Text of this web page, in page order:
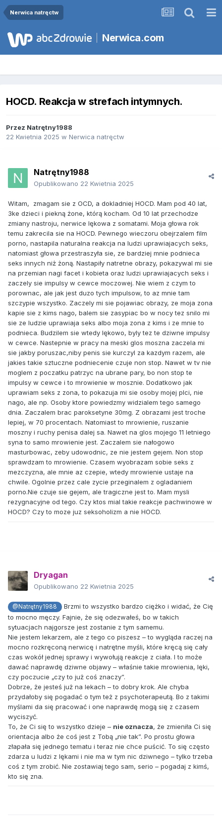
Nerwica natręctw
Nerwica.com
HOCD. Reakcja w strefach intymnych.
Przez Natrętny1988
22 Kwietnia 2025 w Nerwica natręctw
Natrętny1988
Opublikowano 22 Kwietnia 2025
Witam, zmagam sie z OCD, a dokladniej HOCD. Mam pod 40 lat,
3ke dzieci i piekną żone, którą kocham. Od 10 lat przechodze
zmiany nastroju, nerwice lękowa z somatami. Moja głowa rok
temu zakrecila sie na HOCD. Pewnego wieczoru obejrzalem film
porno, nastapila naturalna reakcja na ludzi uprawiajacych seks,
natomiast głowa przestraszyła sie, ze bardziej mnie podnieca
seks innych niż żoną. Nastapiły natretne obrazy, pokazywal mi sie
na przemian nagi facet i kobieta oraz ludzi uprawiajacych seks i
zaczely sie impulsy w cewce moczowej. Nie wiem z czym to
porownac, ale jak jest duzo tych impulsow, to az mnie tam
szczypie wszystko. Zaczely mi sie pojawiac obrazy, ze moja zona
kapie sie z kims nago, balem sie zasypiac bo w nocy tez snilo mi
sie ze ludzie uprawiaja seks albo moja zona z kims i ze mnie to
podnieca. Budzilem sie wtedy lękowo, byly tez te dziwne impulsy
w cewce. Nastepnie w pracy na meski glos moszna zaczela mi
sie jakby poruszac,niby penis sie kurczyl za kazdym razem, ale
jakies takie sztuczne podniecenie czuje non stop. Nawet w tv nie
moglem z poczatku patrzyc na ubrane pary, bo non stop te
impulsy w cewce i to mrowienie w mosznie. Dodatkowo jak
uprawiam seks z zona, to pokazuja mi sie osoby mojej plci, nie
nago, ale np. Osoby ktore powiedzmy widzialem tego samego
dnia. Zaczalem brac paroksetyne 30mg. Z obrazami jest troche
lepiej, w 70 procentach. Natomiast to mrowienie, ruszanie
moszny i ruchy penisa dalej sa. Nawet na glos mojego 11 letniego
syna to samo mrowienie jest. Zaczalem sie nałogowo
masturbowac, zeby udowodnic, ze nie jestem gejem. Non stop
sprawdzam to mrowienie. Czasem wyobrazam sobie seks z
mezczyzna, ale mnie az czepie, wtedy mrowienie ustaje na
chwile. Ogolnie przez cale zycie przeginalem z ogladaniem
porno.Nie czuje sie gejem, ale tragiczne jest to. Mam mysli
rezygnacyjne od tego. Czy ktos mial takie reakcje pachwinowe w
HOCD? Czy to moze juz seksoholizm a nie HOCD.
Dryagan
Opublikowano 22 Kwietnia 2025
@Natrętny1988
Brzmi to wszystko bardzo ciężko i widać, że Cię
to mocno męczy. Fajnie, że się odezwałeś, bo w takich
sytuacjach najgorsze jest zostanie z tym samemu.
Nie jestem lekarzem, ale z tego co piszesz – to wygląda raczej na
mocno rozkręconą nerwicę i natrętne myśli, które kręcą się cały
czas wokół jednej sprawy i wywołują reakcje z ciała. I to może
dawać naprawdę dziwne objawy – właśnie takie mrowienia, lęki,
czy poczucie „czy to już coś znaczy”.
Dobrze, że jesteś już na lekach – to dobry krok. Ale chyba
przydałoby się pogadać o tym też z psychoterapeutą. Bo z takimi
myślami da się pracować i one naprawdę mogą się z czasem
wyciszyć.
To, że Ci się to wszystko dzieje – nie oznacza, że zmieniła Ci się
orientacja albo że coś jest z Tobą „nie tak”. Po prostu głowa
złapała się jednego tematu i teraz nie chce puścić. To się często
zdarza u ludzi z lękami i nie ma w tym nic dziwnego – tylko trzeba
coś z tym zrobić. Nie zostawiaj tego sam, serio – pogadaj z kimś,
kto się zna.